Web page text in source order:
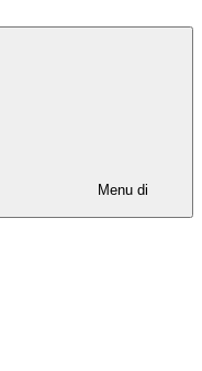
Menu di